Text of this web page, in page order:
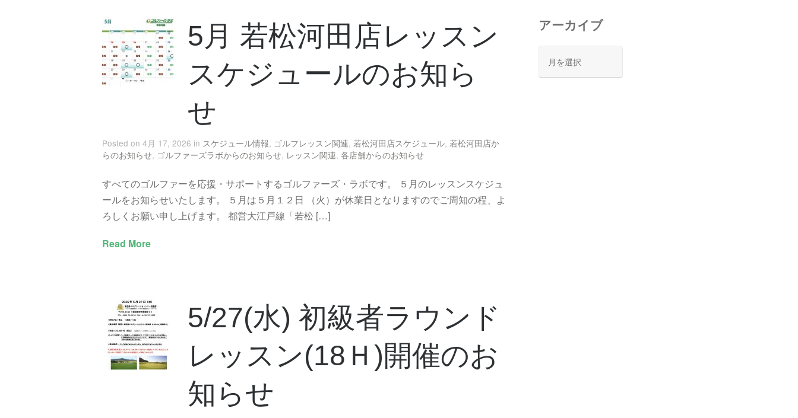
5月 若松河田店レッスン
スケジュールのお知ら
せ
Posted on 4月 17, 2026 in スケジュール情報, ゴルフレッスン関連, 若松河田店スケジュール, 若松河田店か
らのお知らせ, ゴルファーズラボからのお知らせ, レッスン関連, 各店舗からのお知らせ
すべてのゴルファーを応援・サポートするゴルファーズ・ラボです。 ５月のレッスンスケジュ
ールをお知らせいたします。 ５月は５月１２日 （火）が休業日となりますのでご周知の程、よ
ろしくお願い申し上げます。 都営大江戸線「若松 […]
Read More
5/27(水) 初級者ラウンド
レッスン(18Ｈ)開催のお
知らせ
アーカイブ
カ